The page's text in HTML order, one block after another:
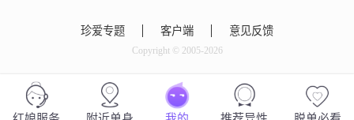
上官燕
非常逗...
珍爱专题 客户端 意见反馈
Copyright © 2005-2026